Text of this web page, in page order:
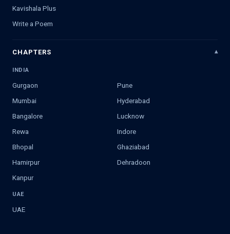
Kavishala Plus
Write a Poem
CHAPTERS
INDIA
Gurgaon
Pune
Mumbai
Hyderabad
Bangalore
Lucknow
Rewa
Indore
Bhopal
Ghaziabad
Hamirpur
Dehradoon
Kanpur
UAE
UAE